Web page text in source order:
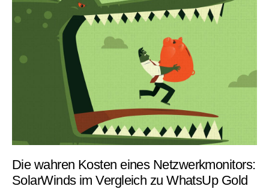
Die wahren Kosten eines Netzwerkmonitors:
SolarWinds im Vergleich zu WhatsUp Gold